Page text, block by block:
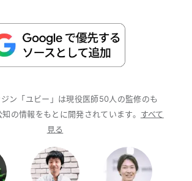
ン「ユビー」は現役医師50人の監修のも
の情報をもとに開発されています。 すべて
見る